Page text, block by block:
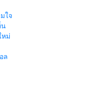
ใจ
น
หม่
ล